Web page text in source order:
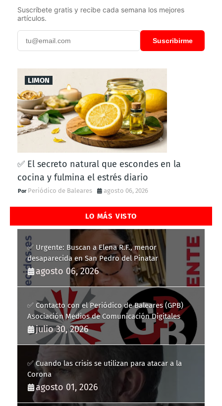
Suscríbete gratis y recibe cada semana los mejores
artículos.
Suscribirme
LIMON
✅ El secreto natural que escondes en la
cocina y fulmina el estrés diario
Periódico de Baleares agosto 06, 2026
LO MÁS VISTO
✅ Urgente: Buscan a Elena R.F., menor
desaparecida en San Pedro del Pinatar
agosto 06, 2026
✅ Contacto con el Periódico de Baleares (GPB)
Asociación Medios de Comunicación Digitales
julio 30, 2026
✅ Cuando las crisis se utilizan para atacar a la
Corona
agosto 01, 2026